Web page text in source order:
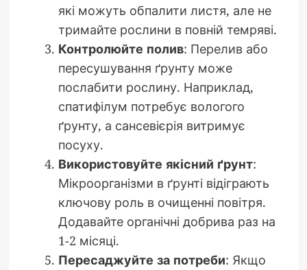
які можуть обпалити листя, але не
тримайте рослини в повній темряві.
Контролюйте полив: Перелив або
пересушування ґрунту може
послабити рослину. Наприклад,
спатифілум потребує вологого
ґрунту, а сансевієрія витримує
посуху.
Використовуйте якісний ґрунт:
Мікроорганізми в ґрунті відіграють
ключову роль в очищенні повітря.
Додавайте органічні добрива раз на
1-2 місяці.
Пересаджуйте за потреби: Якщо